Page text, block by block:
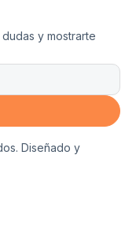
y mostrarte
Diseñado y